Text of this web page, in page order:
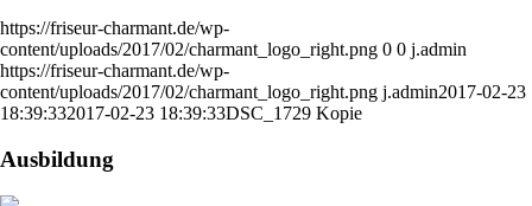
https://friseur-charmant.de/wp-
content/uploads/2017/02/charmant_logo_right.png 0 0 j.admin
https://friseur-charmant.de/wp-
content/uploads/2017/02/charmant_logo_right.png j.admin2017-02-23
18:39:332017-02-23 18:39:33DSC_1729 Kopie
Ausbildung